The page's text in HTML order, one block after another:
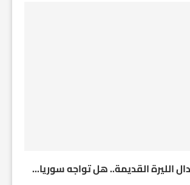
الليرة القديمة.. هل تواجه سوريا...